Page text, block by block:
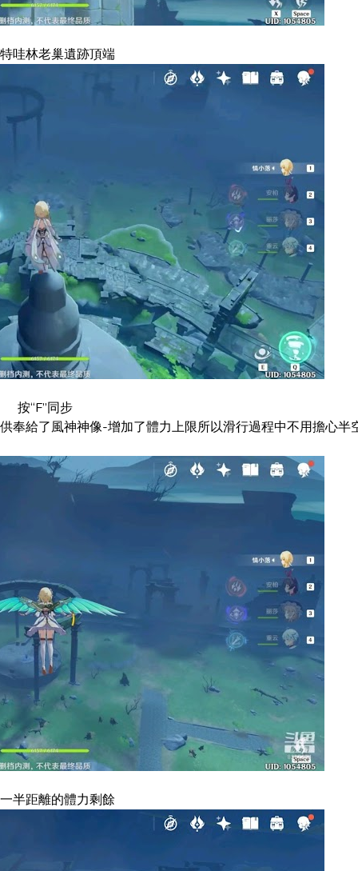
哇林老巢遺跡頂端
按“F”同步
奉給了風神神像-增加了體力上限所以滑行過程中不用擔心半
半距離的體力剩餘